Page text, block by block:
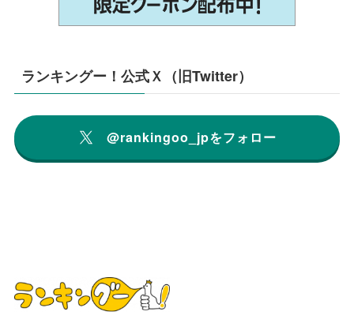
ランキングー！公式Ｘ（旧Twitter）
@rankingoo_jpをフォロー